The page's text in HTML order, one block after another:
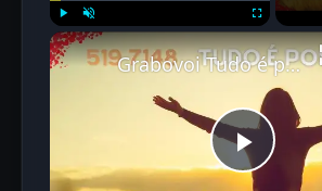
Play Unmute Fullscreen
Play
Grabovoi Tudo é possível Sequência Oficial 519 7148